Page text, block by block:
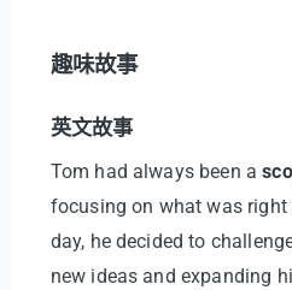
趣味故事
英文故事
Tom had always been a
focusing on what was
day, he decided to
new ideas and expanding